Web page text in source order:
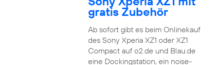
gratis Zubehör
Ab sofort gibt es beim Onlinekauf
des Sony Xperia XZ1 oder XZ1
Compact auf o2.de und Blau.de
eine Dockingstation, ein noise-